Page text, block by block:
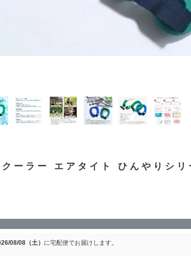
ーラー エアタイト ひんやりシ
08/08（土） に宅配便でお届けします。